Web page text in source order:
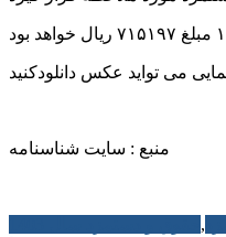
می تواید عکس دانلودکنید
منبع : سایت شناسنامه
,